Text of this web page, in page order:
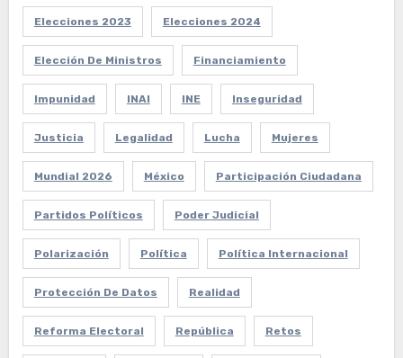
Elecciones 2023 Elecciones 2024
Elección De Ministros Financiamiento
Impunidad INAI INE Inseguridad
Justicia Legalidad Lucha Mujeres
Mundial 2026 México Participación Ciudadana
Partidos Políticos Poder Judicial
Polarización Política Política Internacional
Protección De Datos Realidad
Reforma Electoral República Retos